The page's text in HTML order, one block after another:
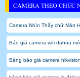
CAMERA THEO CHỨC
Camera Nhìn Thấy chữ Màn
Báo giá camera wifi dahua
Bảng báo giá camera